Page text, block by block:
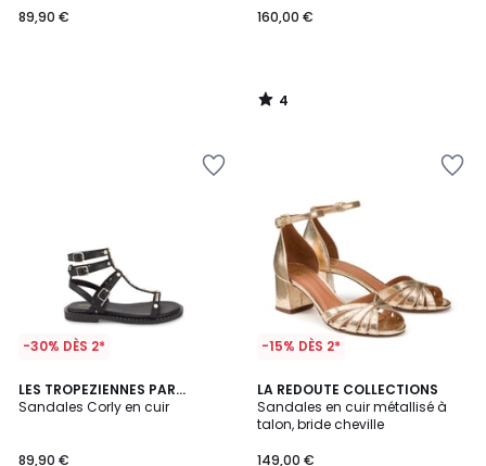
89,90 €
160,00 €
4
/
-30% DÈS 2*
LES TROPEZIENNES PAR
M.BELARBI
Sandales Corly en cuir
89,90 €
-15% DÈS 2*
LA REDOUTE COLLECTIONS
Sandales en cuir métallisé à
talon, bride cheville
149,00 €
4,1
/ 5